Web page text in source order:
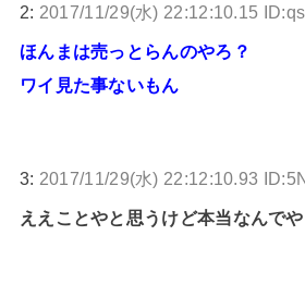
2: 2017/11/29(水) 22:12:10.15
ほんまは売っとらんのやろ？
ワイ見た事ないもん
3: 2017/11/29(水) 22:12:10.93
ええことやと思うけど本当なんでや